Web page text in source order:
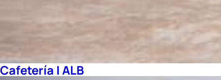
Cafetería | ALB